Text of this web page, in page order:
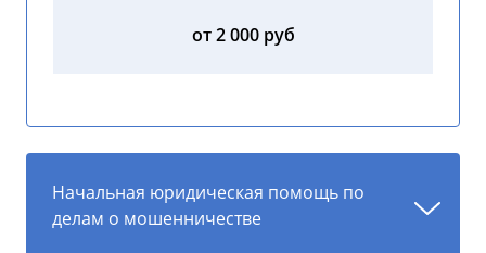
от 2 000 руб
Начальная юридическая помощь по
делам о мошенничестве